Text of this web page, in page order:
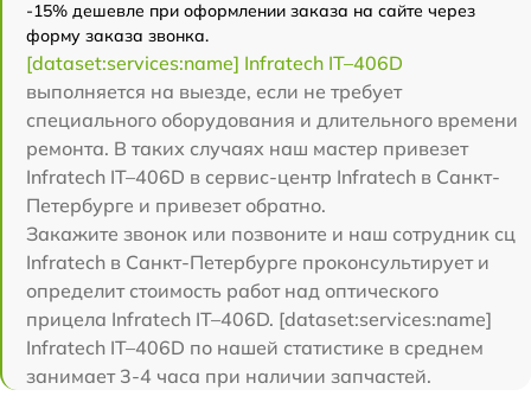
-15% дешевле при оформлении заказа на сайте через
форму заказа звонка.
[dataset:services:name] Infratech IT–406D
выполняется на выезде, если не требует
специального оборудования и длительного времени
ремонта. В таких случаях наш мастер привезет
Infratech IT–406D в сервис-центр Infratech в Санкт-
Петербурге и привезет обратно.
Закажите звонок или позвоните и наш сотрудник сц
Infratech в Санкт-Петербурге проконсультирует и
определит стоимость работ над оптического
прицела Infratech IT–406D. [dataset:services:name]
Infratech IT–406D по нашей статистике в среднем
занимает 3-4 часа при наличии запчастей.